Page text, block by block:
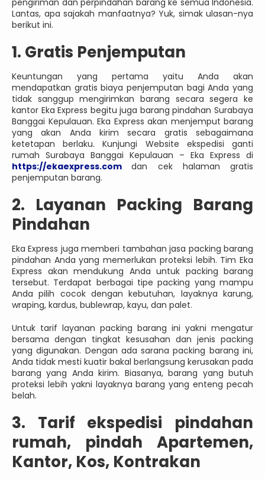
Lantas, apa sajakah manfaatnya? Yuk, simak ulasan-nya
berikut ini.
1. Gratis Penjemputan
Keuntungan yang pertama yaitu Anda akan
mendapatkan gratis biaya penjemputan bagi Anda yang
tidak sanggup mengirimkan barang secara segera ke
kantor Eka Express begitu juga barang pindahan Surabaya
Banggai Kepulauan. Eka Express akan menjemput barang
yang akan Anda kirim secara gratis sebagaimana
ketetapan berlaku. Kunjungi Website ekspedisi ganti
rumah Surabaya Banggai Kepulauan – Eka Express di
https://ekaexpress.com
dan cek halaman gratis
penjemputan barang.
2. Layanan Packing Barang
Pindahan
Eka Express juga memberi tambahan jasa packing barang
pindahan Anda yang memerlukan proteksi lebih. Tim Eka
Express akan mendukung Anda untuk packing barang
tersebut. Terdapat berbagai tipe packing yang mampu
Anda pilih cocok dengan kebutuhan, layaknya karung,
wraping, kardus, bublewrap, kayu, dan palet.
Untuk tarif layanan packing barang ini yakni mengatur
bersama dengan tingkat kesusahan dan jenis packing
yang digunakan. Dengan ada sarana packing barang ini,
Anda tidak mesti kuatir bakal berlangsung kerusakan pada
barang yang Anda kirim. Biasanya, barang yang butuh
proteksi lebih yakni layaknya barang yang enteng pecah
belah.
3. Tarif ekspedisi pindahan
rumah, pindah Apartemen,
Kantor, Kos, Kontrakan